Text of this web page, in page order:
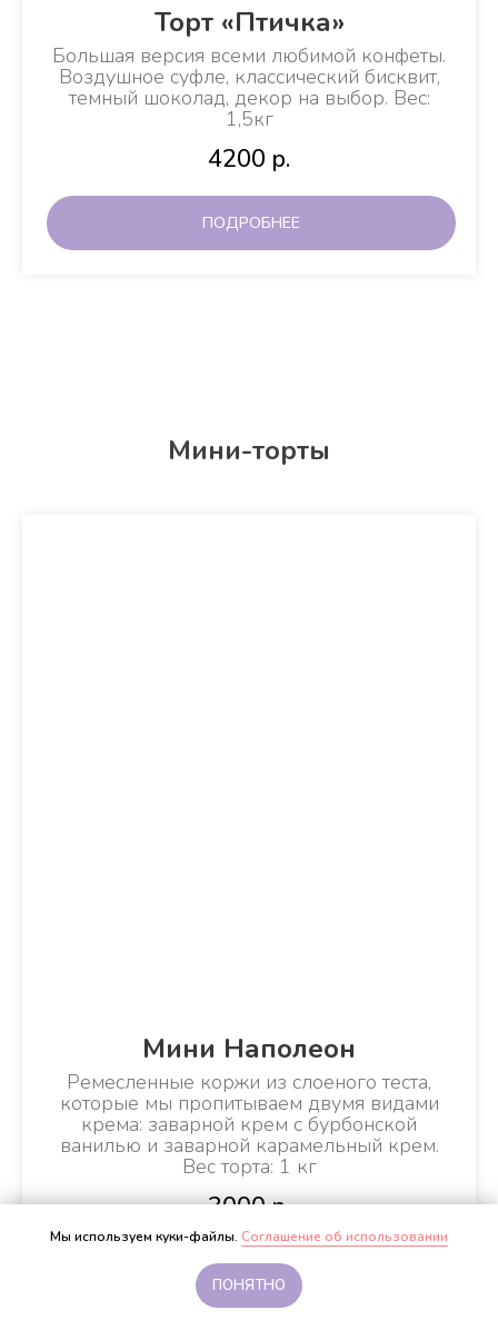
Торт «Птичка»
Большая версия всеми любимой конфеты.
Воздушное суфле, классический бисквит,
темный шоколад, декор на выбор. Вес:
1,5кг
4200 р.
ПОДРОБНЕЕ
Мини-торты
Мини Наполеон
Ремесленные коржи из слоеного теста,
которые мы пропитываем двумя видами
крема: заварной крем с бурбонской
ванилью и заварной карамельный крем.
Вес торта: 1 кг
3000р.
ПОДРОБНЕЕ
Мы используем куки-файлы. Соглашение об использовании
ПОНЯТНО
Оформить карту с кэшбэком 5%